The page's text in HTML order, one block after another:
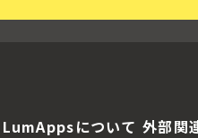
LumAppsについて 外部関